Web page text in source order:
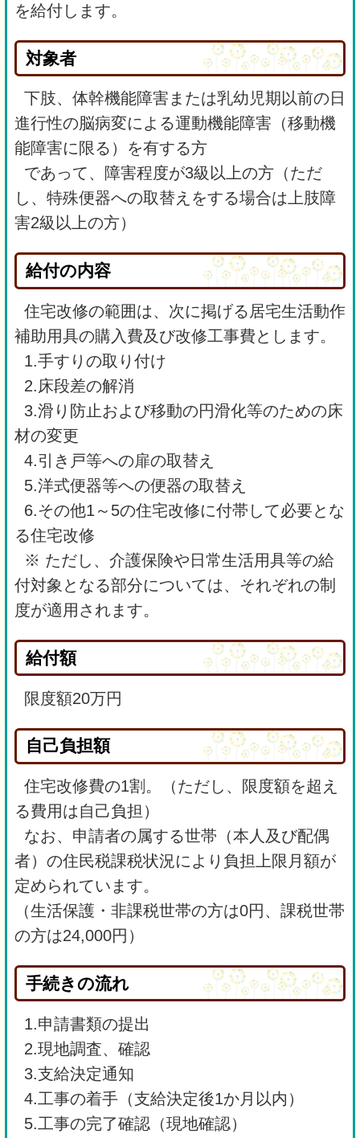
を給付します。
対象者
下肢、体幹機能障害または乳幼児期以前の日
進行性の脳病変による運動機能障害（移動機
能障害に限る）を有する方
であって、障害程度が3級以上の方（ただ
し、特殊便器への取替えをする場合は上肢障
害2級以上の方）
給付の内容
住宅改修の範囲は、次に掲げる居宅生活動作
補助用具の購入費及び改修工事費とします。
1.手すりの取り付け
2.床段差の解消
3.滑り防止および移動の円滑化等のための床
材の変更
4.引き戸等への扉の取替え
5.洋式便器等への便器の取替え
6.その他1～5の住宅改修に付帯して必要とな
る住宅改修
※ ただし、介護保険や日常生活用具等の給
付対象となる部分については、それぞれの制
度が適用されます。
給付額
限度額20万円
自己負担額
住宅改修費の1割。（ただし、限度額を超え
る費用は自己負担）
なお、申請者の属する世帯（本人及び配偶
者）の住民税課税状況により負担上限月額が
定められています。
（生活保護・非課税世帯の方は0円、課税世帯
の方は24,000円）
手続きの流れ
1.申請書類の提出
2.現地調査、確認
3.支給決定通知
4.工事の着手（支給決定後1か月以内）
5.工事の完了確認（現地確認）